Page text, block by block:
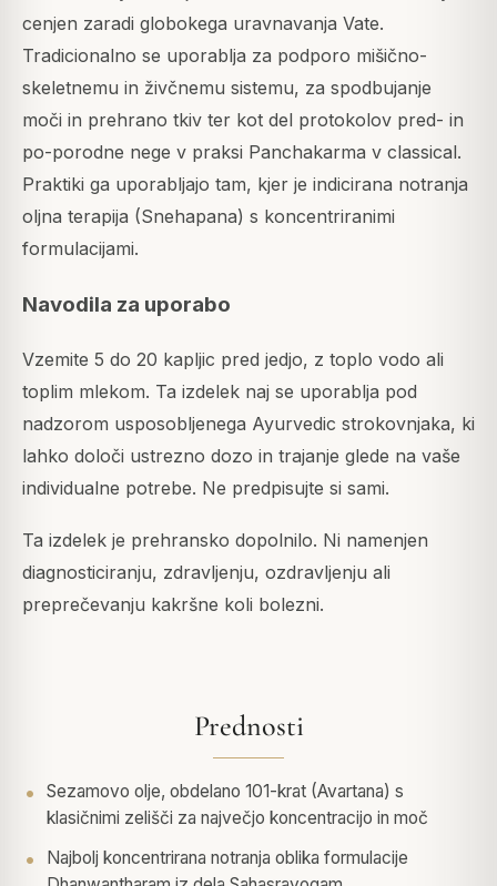
cenjen zaradi globokega uravnavanja Vate.
Tradicionalno se uporablja za podporo mišično-
skeletnemu in živčnemu sistemu, za spodbujanje
moči in prehrano tkiv ter kot del protokolov pred- in
po-porodne nege v praksi Panchakarma v classical.
Praktiki ga uporabljajo tam, kjer je indicirana notranja
oljna terapija (Snehapana) s koncentriranimi
formulacijami.
Navodila za uporabo
Vzemite 5 do 20 kapljic pred jedjo, z toplo vodo ali
toplim mlekom. Ta izdelek naj se uporablja pod
nadzorom usposobljenega Ayurvedic strokovnjaka, ki
lahko določi ustrezno dozo in trajanje glede na vaše
individualne potrebe. Ne predpisujte si sami.
Ta izdelek je prehransko dopolnilo. Ni namenjen
diagnosticiranju, zdravljenju, ozdravljenju ali
preprečevanju kakršne koli bolezni.
Prednosti
Sezamovo olje, obdelano 101-krat (Avartana) s
klasičnimi zelišči za največjo koncentracijo in moč
Najbolj koncentrirana notranja oblika formulacije